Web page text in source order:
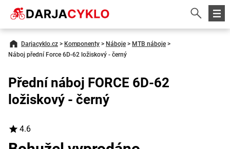
Darjacyklo.cz > Komponenty > Náboje > MTB náboje >
Náboj přední Force 6D-62 ložiskový - černý
Přední náboj FORCE 6D-62
ložiskový - černý
4.6